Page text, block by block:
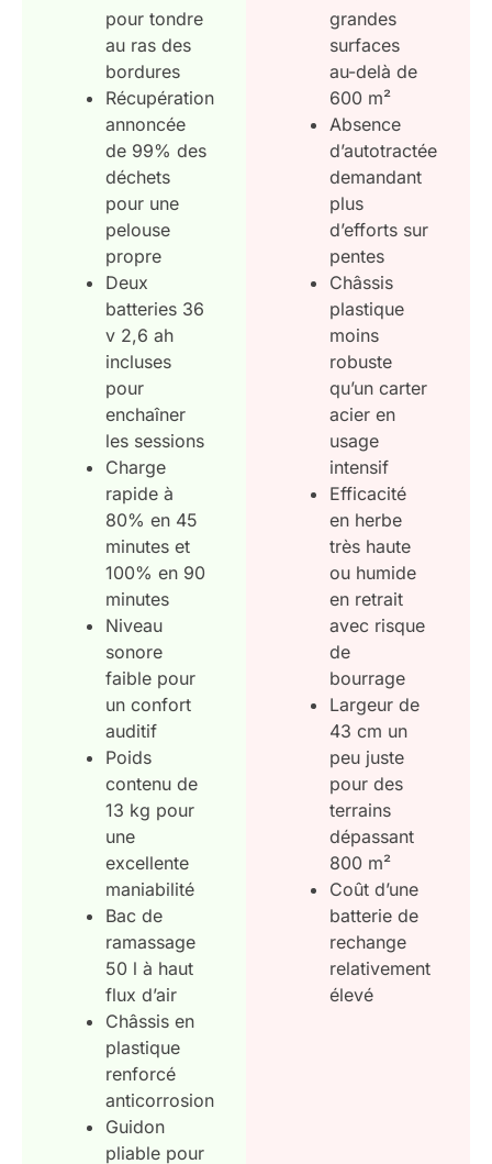
pour tondre
au ras des
bordures
Récupération
annoncée
de 99% des
déchets
pour une
pelouse
propre
Deux
batteries 36
v 2,6 ah
incluses
pour
enchaîner
les sessions
Charge
rapide à
80% en 45
minutes et
100% en 90
minutes
Niveau
sonore
faible pour
un confort
auditif
Poids
contenu de
13 kg pour
une
excellente
maniabilité
Bac de
ramassage
50 l à haut
flux d’air
Châssis en
plastique
renforcé
anticorrosion
Guidon
pliable pour
grandes
surfaces
au-delà de
600 m²
Absence
d’autotractée
demandant
plus
d’efforts sur
pentes
Châssis
plastique
moins
robuste
qu’un carter
acier en
usage
intensif
Efficacité
en herbe
très haute
ou humide
en retrait
avec risque
de
bourrage
Largeur de
43 cm un
peu juste
pour des
terrains
dépassant
800 m²
Coût d’une
batterie de
rechange
relativement
élevé